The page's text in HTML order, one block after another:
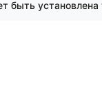
быть установлена